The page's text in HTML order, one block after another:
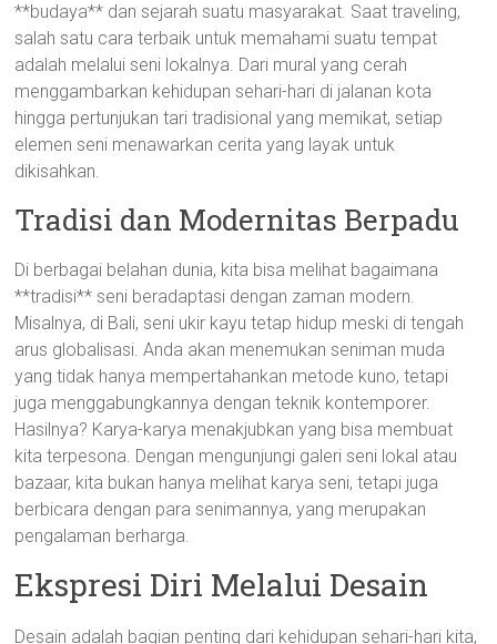
**budaya** dan sejarah suatu masyarakat. Saat traveling,
salah satu cara terbaik untuk memahami suatu tempat
adalah melalui seni lokalnya. Dari mural yang cerah
menggambarkan kehidupan sehari-hari di jalanan kota
hingga pertunjukan tari tradisional yang memikat, setiap
elemen seni menawarkan cerita yang layak untuk
dikisahkan.
Tradisi dan Modernitas Berpadu
Di berbagai belahan dunia, kita bisa melihat bagaimana
**tradisi** seni beradaptasi dengan zaman modern.
Misalnya, di Bali, seni ukir kayu tetap hidup meski di tengah
arus globalisasi. Anda akan menemukan seniman muda
yang tidak hanya mempertahankan metode kuno, tetapi
juga menggabungkannya dengan teknik kontemporer.
Hasilnya? Karya-karya menakjubkan yang bisa membuat
kita terpesona. Dengan mengunjungi galeri seni lokal atau
bazaar, kita bukan hanya melihat karya seni, tetapi juga
berbicara dengan para senimannya, yang merupakan
pengalaman berharga.
Ekspresi Diri Melalui Desain
Desain adalah bagian penting dari kehidupan sehari-hari kita,